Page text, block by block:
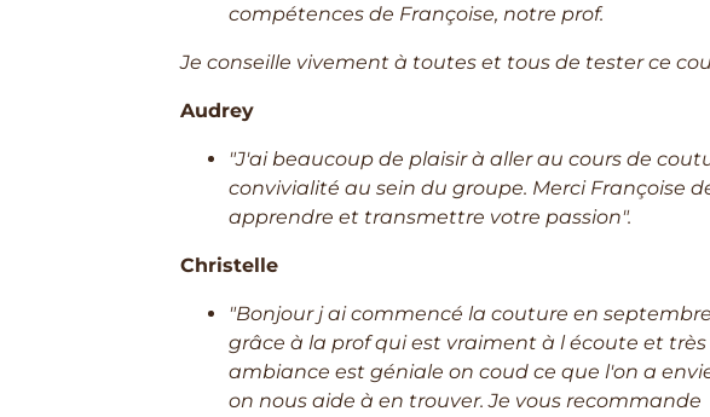
compétences de Françoise, notre prof.
Je conseille vivement à toutes et tous de tester ce
Audrey
"J'ai beaucoup de plaisir à aller au cours de
convivialité au sein du groupe. Merci Françoise
apprendre et transmettre votre passion".
Christelle
"Bonjour j ai commencé la couture en
grâce à la prof qui est vraiment à l écoute et
ambiance est géniale on coud ce que l'on a
on nous aide à en trouver. Je vous